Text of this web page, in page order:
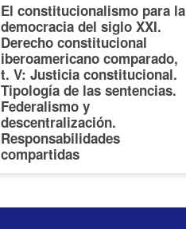
El constitucionalismo para la
democracia del siglo XXI.
Derecho constitucional
iberoamericano comparado,
t. V: Justicia constitucional.
Tipología de las sentencias.
Federalismo y
descentralización.
Responsabilidades
compartidas